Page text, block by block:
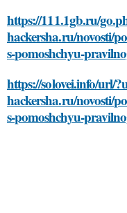
https://111.1gb.ru/
hackersha.ru/novosti/
s-pomoshchyu-
https://solovei.info/url/
hackersha.ru/novosti/
s-pomoshchyu-